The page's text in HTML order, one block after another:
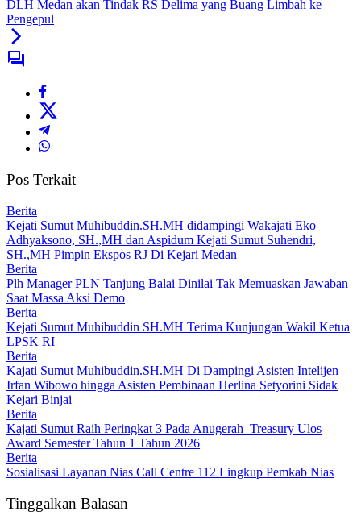
DLH Medan akan Tindak RS Delima yang Buang Limbah ke
Pengepul
Pos Terkait
Berita
Kejati Sumut Muhibuddin.SH.MH didampingi Wakajati Eko
Adhyaksono, SH.,MH dan Aspidum Kejati Sumut Suhendri,
SH.,MH Pimpin Ekspos RJ Di Kejari Medan
Berita
Plh Manager PLN Tanjung Balai Dinilai Tak Memuaskan Jawaban
Saat Massa Aksi Demo
Berita
Kejati Sumut Muhibuddin SH.MH Terima Kunjungan Wakil Ketua
LPSK RI
Berita
Kajati Sumut Muhibuddin.SH.MH Di Dampingi Asisten Intelijen
Irfan Wibowo hingga Asisten Pembinaan Herlina Setyorini Sidak
Kejari Binjai
Berita
Kajati Sumut Raih Peringkat 3 Pada Anugerah Treasury Ulos
Award Semester Tahun 1 Tahun 2026
Berita
Sosialisasi Layanan Nias Call Centre 112 Lingkup Pemkab Nias
Tinggalkan Balasan